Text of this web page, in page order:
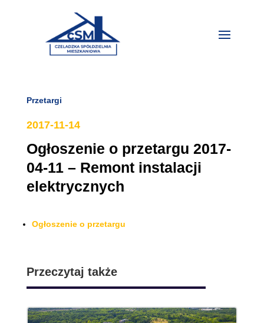
Przetargi
2017-11-14
Ogłoszenie o przetargu 2017-
04-11 – Remont instalacji
elektrycznych
Ogłoszenie o przetargu
Przeczytaj także